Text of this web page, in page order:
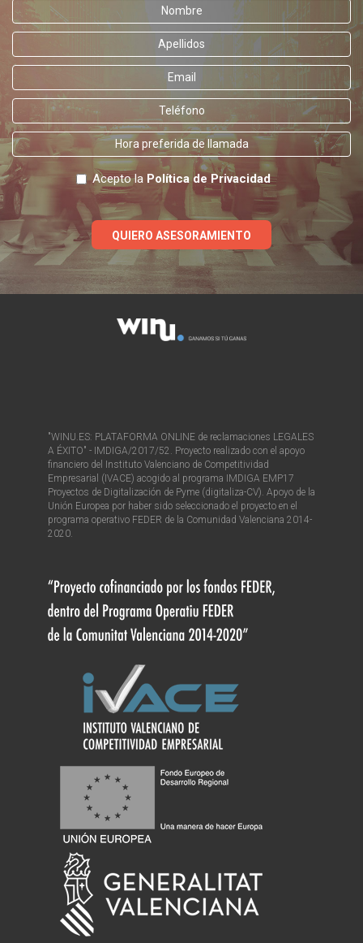
Acepto la Política de Privacidad
QUIERO ASESORAMIENTO
"WINU.ES: PLATAFORMA ONLINE de reclamaciones LEGALES
A ÉXITO" - IMDIGA/2017/52. Proyecto realizado con el apoyo
financiero del Instituto Valenciano de Competitividad
Empresarial (IVACE) acogido al programa IMDIGA EMP17
Proyectos de Digitalización de Pyme (digitaliza-CV). Apoyo de la
Unión Europea por haber sido seleccionado el proyecto en el
programa operativo FEDER de la Comunidad Valenciana 2014-
2020.